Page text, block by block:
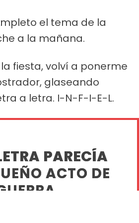
el tema de la
a la mañana.
fiesta, volví a ponerme
glaseando
a letra. I-N-F-I-E-L.
PARECÍA
ACTO DE